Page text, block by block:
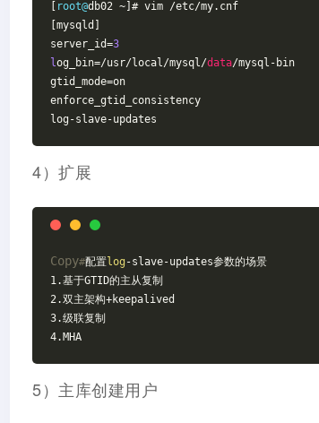
root@db02 ~]# vim /etc/my.cnf
[mysqld]
server_id=3
log_bin=/usr/local/mysql/data/mysql-bin
gtid_mode=on
enforce_gtid_consistency
log-slave-updates
4）扩展
Copy#配置log -slave-updates参数的场景
1.基于GTID的主从复制
2.双主架构+keepalived
3.级联复制
4.MHA
5）主库创建用户